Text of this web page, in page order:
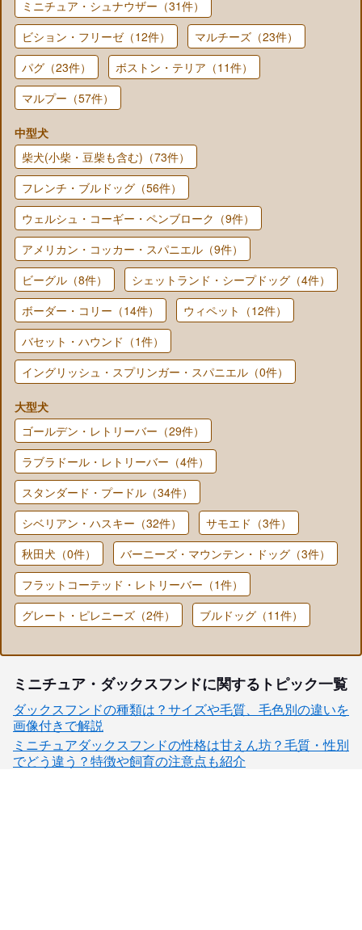
ミニチュア・シュナウザー（31件）
ビション・フリーゼ（12件）
マルチーズ（23件）
パグ（23件）
ボストン・テリア（11件）
マルプー（57件）
中型犬
柴犬(小柴・豆柴も含む)（73件）
フレンチ・ブルドッグ（56件）
ウェルシュ・コーギー・ペンブローク（9件）
アメリカン・コッカー・スパニエル（9件）
ビーグル（8件）
シェットランド・シープドッグ（4件）
ボーダー・コリー（14件）
ウィペット（12件）
バセット・ハウンド（1件）
イングリッシュ・スプリンガー・スパニエル（0件）
大型犬
ゴールデン・レトリーバー（29件）
ラブラドール・レトリーバー（4件）
スタンダード・プードル（34件）
シベリアン・ハスキー（32件）
サモエド（3件）
秋田犬（0件）
バーニーズ・マウンテン・ドッグ（3件）
フラットコーテッド・レトリーバー（1件）
グレート・ピレニーズ（2件）
ブルドッグ（11件）
ミニチュア・ダックスフンドに関するトピック一覧
ダックスフンドの種類は？サイズや毛質、毛色別の違いを
画像付きで解説
ミニチュアダックスフンドの性格は甘えん坊？毛質・性別
でどう違う？特徴や飼育の注意点も紹介